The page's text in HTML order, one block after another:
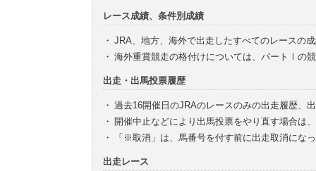
レース成績、条件別成績
・ JRA、地方、海外で出走したすべてのレースの
・ 海外重賞競走の格付けについては、パートⅠの
出走・出馬投票履歴
・ 過去16開催日のJRAのレースのみの出走履歴、
・ 開催中止などにより出馬投票をやり直す場合は
・
「※取消」は、馬番号を付す前に出走取消にな
出走レース